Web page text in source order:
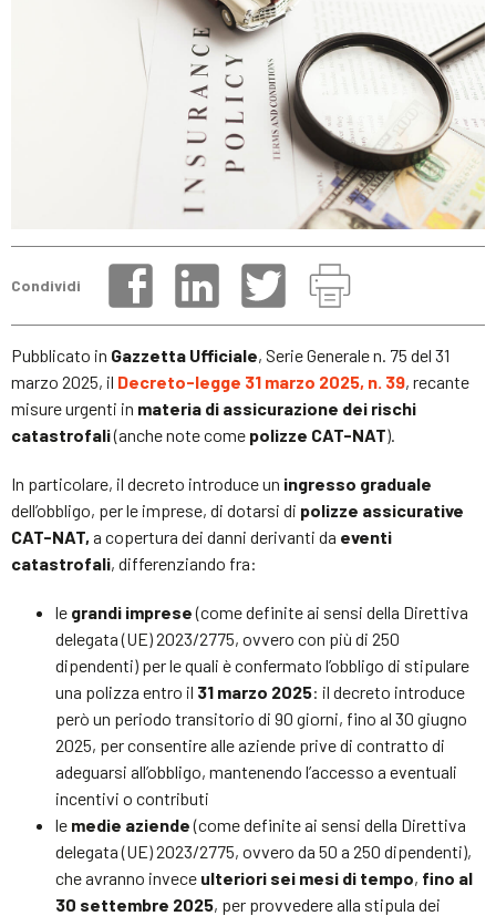
Condividi
Pubblicato in Gazzetta Ufficiale, Serie Generale n. 75 del 31
marzo 2025, il Decreto-legge 31 marzo 2025, n. 39, recante
misure urgenti in materia di assicurazione dei rischi
catastrofali(anche note come polizze CAT-NAT).
In particolare, il decreto introduce un ingresso graduale
dell’obbligo, per le imprese, di dotarsi di polizze assicurative
CAT-NAT, a copertura dei danni derivanti da eventi
catastrofali, differenziando fra:
le grandi imprese(come definite ai sensi della Direttiva
delegata (UE) 2023/2775, ovvero con più di 250
dipendenti) per le quali è confermato l’obbligo di stipulare
una polizza entro il 31 marzo 2025: il decreto introduce
però un periodo transitorio di 90 giorni, fino al 30 giugno
2025, per consentire alle aziende prive di contratto di
adeguarsi all’obbligo, mantenendo l’accesso a eventuali
incentivi o contributi
le medie aziende(come definite ai sensi della Direttiva
delegata (UE) 2023/2775, ovvero da 50 a 250 dipendenti),
che avranno invece ulteriori sei mesi di tempo, fino al
30 settembre 2025, per provvedere alla stipula dei